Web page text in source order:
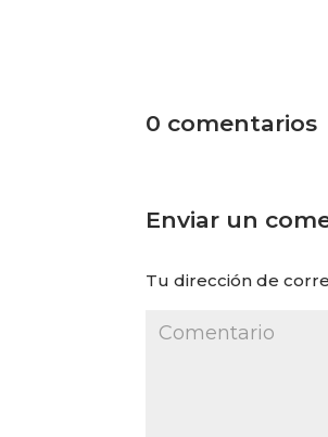
0 comentarios
Enviar un
Tu dirección de